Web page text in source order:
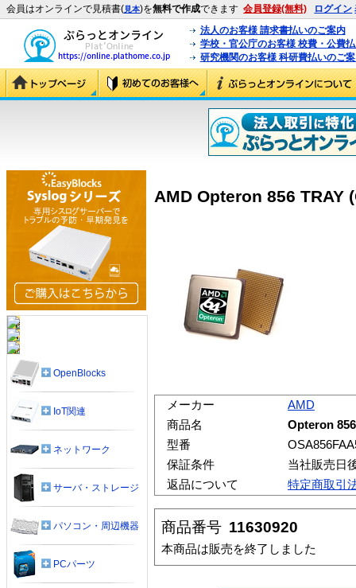
会員はオンラインで見積書(見本)を無料で作成できます 会員登録(無料) ログイン
法人のお客様 請求書払いのご案内
学校・官公庁のお客様 校費・公費
研究機関のお客様 科研費払いのご
AMD Opteron 856 TRAY
メーカー
AMD
商品名
Opteron
型番
保証条件
当社販売日
返品について
特定商取引
商品番号 11630920
本商品は販売を終了しました
OpenBlocks
IoT関連
ネットワーク
サーバ・ストレージ
パソコン・周辺機器
PCパーツ